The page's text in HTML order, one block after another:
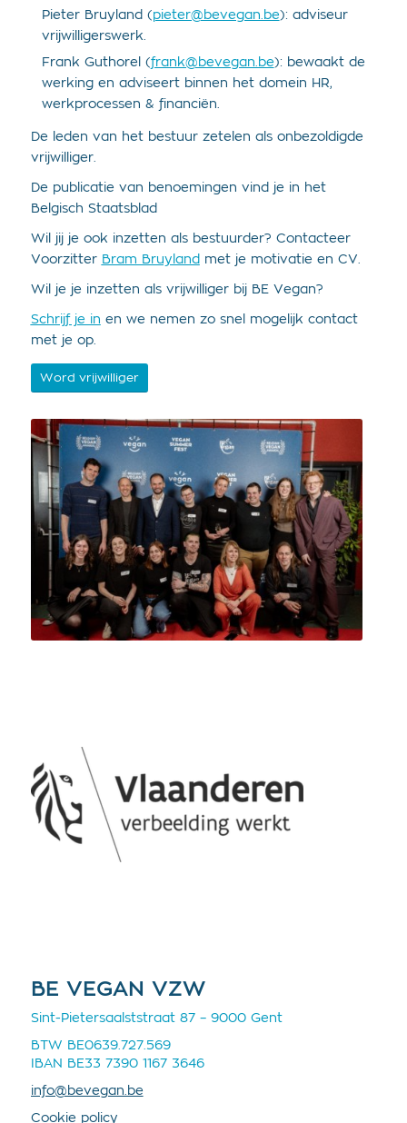
Pieter Bruyland (pieter@bevegan.be): adviseur
vrijwilligerswerk.
Frank Guthorel (frank@bevegan.be): bewaakt de
werking en adviseert binnen het domein HR,
werkprocessen & financiën.
De leden van het bestuur zetelen als onbezoldigde
vrijwilliger.
De publicatie van benoemingen vind je in het
Belgisch Staatsblad
Wil jij je ook inzetten als bestuurder? Contacteer
Voorzitter Bram Bruyland met je motivatie en CV.
Wil je je inzetten als vrijwilliger bij BE Vegan?
Schrijf je in en we nemen zo snel mogelijk contact
met je op.
Word vrijwilliger
BE VEGAN VZW
Sint-Pietersaalststraat 87 – 9000 Gent
BTW BE0639.727.569
IBAN BE33 7390 1167 3646
info@bevegan.be
Cookie policy